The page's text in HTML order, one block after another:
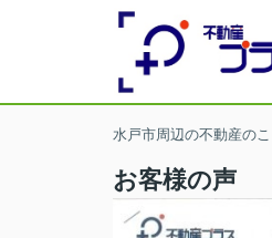
水戸市周辺の不動産の
お客様の声